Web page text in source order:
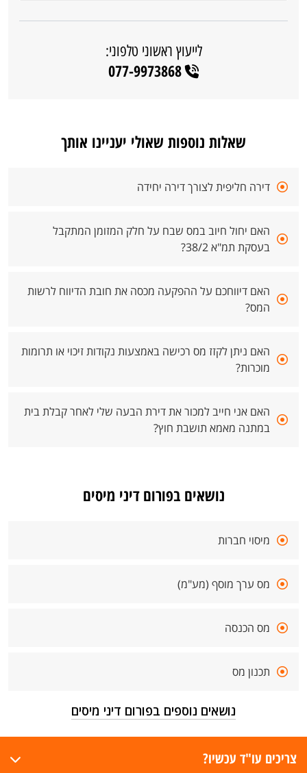
לייעוץ ראשוני טלפוני:
077-9973868
שאלות נוספות שאולי יעניינו אותך
דירה חליפית לצורך דירה יחידה
האם יחול חיוב במס שבח על חלק המזומן המתקבל
בעסקת תמ"א 38/2?
האם דיווחכם על ההפקעה מכסה את חובת הדיווח לרשות
המס?
האם ניתן לקזז מס רכישה באמצעות נקודות זיכוי או תרומות
מוכרות?
האם אני חייב למכור את דירת הבעה שלי לאחר קבלת בית
במתנה מאמא תושבת חוץ?
נושאים בפורום דיני מיסים
מיסוי חברות
מס ערך מוסף (מע"מ)
מס הכנסה
תכנון מס
נושאים נוספים בפורום דיני מיסים
צריכים עו"ד עכשיו?